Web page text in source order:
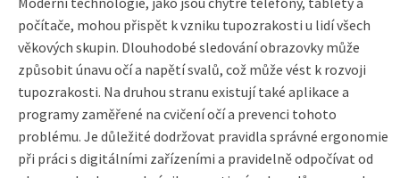
počítače, mohou přispět k vzniku tupozrakosti u lidí všech
věkových skupin. Dlouhodobé sledování obrazovky může
způsobit únavu očí a napětí svalů, což může vést k rozvoji
tupozrakosti. Na druhou stranu existují také aplikace a
programy zaměřené na cvičení očí a prevenci tohoto
problému. Je důležité dodržovat pravidla správné ergonomie
při práci s digitálními zařízeními a pravidelně odpočívat od